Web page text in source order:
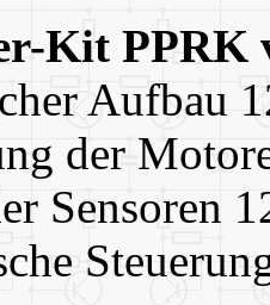
Kit PPRK
Aufbau
der
Sensoren